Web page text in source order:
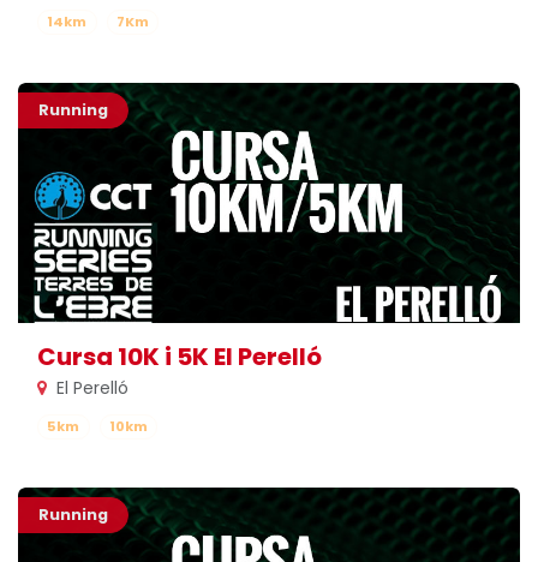
14km 7Km
Running
Cursa 10K i 5K El Perelló
El Perelló
5km 10km
Running